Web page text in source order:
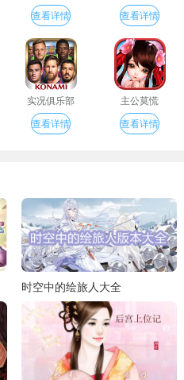
查看详情
查看详情
实况俱乐部
查看详情
主公莫慌
查看详情
时空中的绘旅人大全